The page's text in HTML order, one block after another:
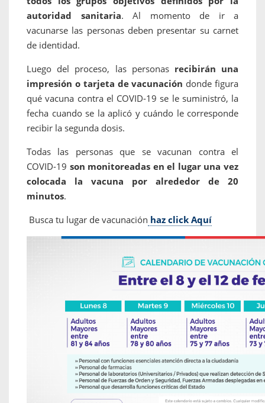
autoridad sanitaria. Al momento de ir a
vacunarse las personas deben presentar su carnet
de identidad.
Luego del proceso, las personas recibirán una
impresión o tarjeta de vacunación donde figura
qué vacuna contra el COVID-19 se le suministró, la
fecha cuando se la aplicó y cuándo le corresponde
recibir la segunda dosis.
Todas las personas que se vacunan contra el
COVID-19 son monitoreadas en el lugar una vez
colocada la vacuna por alrededor de 20
minutos.
Busca tu lugar de vacunación haz click Aquí